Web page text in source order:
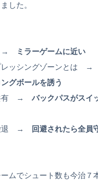
した。
→
ミラーゲームに近い
レッシングゾーンとは →
グボールを誘う
共有 →バックパスがスイ
撤退 →
回避されたら全員
ムでシュート数も今治７